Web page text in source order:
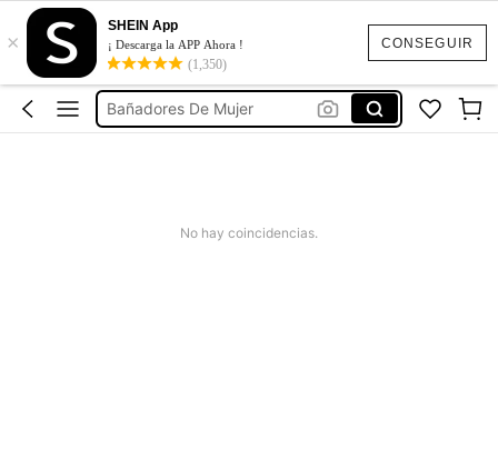
CONSEGUIR
×
SHEIN App
¡ Descarga la APP Ahora !
(1,350)
Vestido Verano Mujer
Bikinis Mujer
Bañadores De Mujer
Missguided
No hay coincidencias.